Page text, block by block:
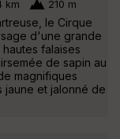
km 210 m
le Cirque
d'une grande
falaises
de sapin au
magnifiques
jaune et jalonné de